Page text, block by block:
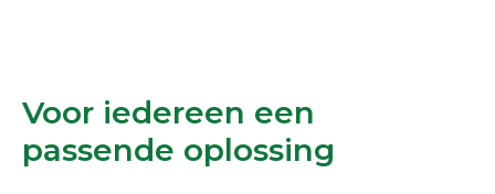
Voor iedereen een
passende oplossing